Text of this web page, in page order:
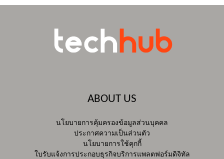
ABOUT US
นโยบายการคุ้มครองข้อมูลส่วนบุคคล
ประกาศความเป็นส่วนตัว
นโยบายการใช้คุกกี้
ใบรับแจ้งการประกอบธุรกิจบริการแพลตฟอร์มดิจิทัล